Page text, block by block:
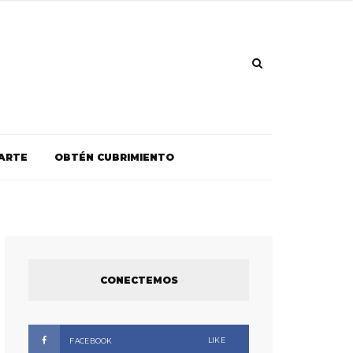
OBTÉN CUBRIMIENTO
CONECTEMOS
FACEBOOK LIKE